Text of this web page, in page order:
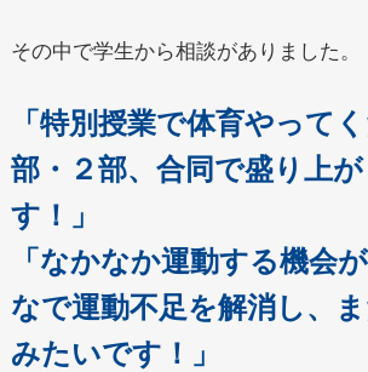
その中で学生から相談がありました。
「特別授業で体育やって
部・２部、合同で盛り上
す！」
「なかなか運動する機会
なで運動不足を解消し、
みたいです！」